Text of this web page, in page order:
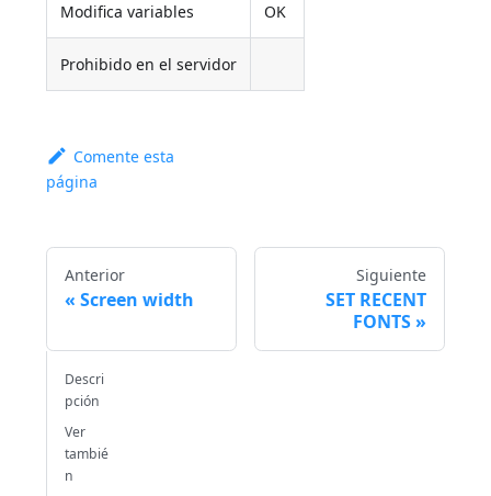
Modifica variables OK
Prohibido en el servidor
Comente esta
página
Anterior
Screen width
Siguiente
SET RECENT
FONTS
Descri
pción
Ver
tambié
n